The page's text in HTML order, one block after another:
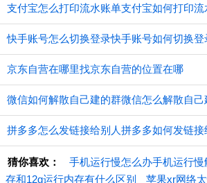
支付宝怎么打印流水账单支付宝如何打印流
快手账号怎么切换登录快手账号如何切换登
京东自营在哪里找京东自营的位置在哪
微信如何解散自己建的群微信怎么解散自己
拼多多怎么发链接给别人拼多多如何发链接
猜你喜欢： 手机运行慢怎么办手机运行慢
存和12g运行内存有什么区别
苹果xr网络